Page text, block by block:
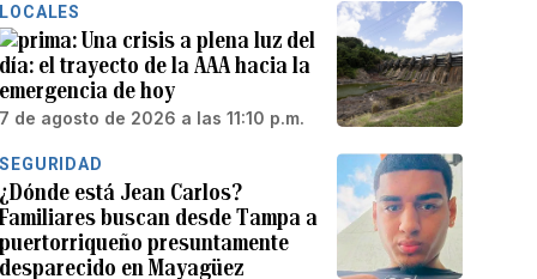
LOCALES
Una crisis a plena luz del
día: el trayecto de la AAA hacia la
emergencia de hoy
7 de agosto de 2026 a las 11:10 p.m.
SEGURIDAD
¿Dónde está Jean Carlos?
Familiares buscan desde Tampa a
puertorriqueño presuntamente
desparecido en Mayagüez